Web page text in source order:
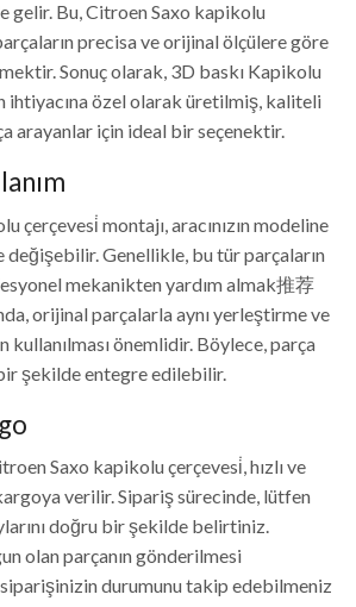
gelir. Bu, Citroen Saxo kapikolu
precisa ve orijinal ölçülere göre
Sonuç olarak, 3D baskı Kapikolu
ihtiyacına özel olarak üretilmiş, kaliteli
arayanlar için ideal bir seçenektir.
çerçevesi̇ montajı, aracınızın modeline
Genellikle, bu tür parçaların
mekanikten yardım almak推荐
orijinal parçalarla aynı yerleştirme ve
kullanılması önemlidir. Böylece, parça
şekilde entegre edilebilir.
Saxo kapikolu çerçevesi̇, hızlı ve
verilir. Sipariş sürecinde, lütfen
doğru bir şekilde belirtiniz.
olan parçanın gönderilmesi
durumunu takip edebilmeniz